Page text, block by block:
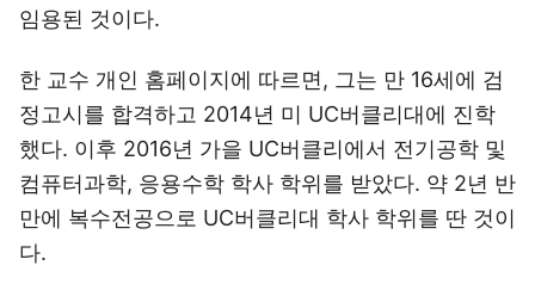
임용된 것이다.
한 교수 개인 홈페이지에 따르면, 그는 만 16세에 검
정고시를 합격하고 2014년 미 UC버클리대에 진학
했다. 이후 2016년 가을 UC버클리에서 전기공학 및
컴퓨터과학, 응용수학 학사 학위를 받았다. 약 2년 반
만에 복수전공으로 UC버클리대 학사 학위를 딴 것이
다.